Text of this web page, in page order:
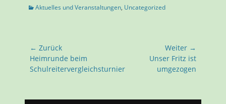
Kategorien
Aktuelles und Veranstaltungen, Uncategorized
Beitragsnavigation
← Zurück
Vorhergehender
Beitrag:
Heimrunde beim
Schulreitervergleichsturnier
Weiter →
Beitrag:
Unser Fritz ist
umgezogen